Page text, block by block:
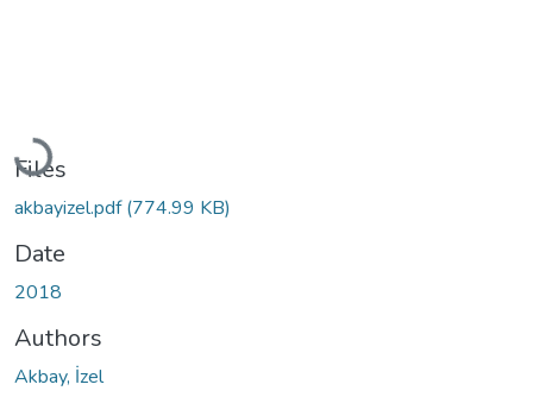
Loading...
Files
akbayizel.pdf(774.99 KB)
Date
2018
Authors
Akbay, İzel